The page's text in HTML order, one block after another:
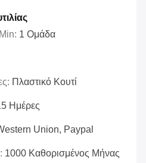
1 Ομάδα
Πλαστικό Κουτί
Ημέρες
Union, Paypal
1000 Καθορισμένος Μήνας